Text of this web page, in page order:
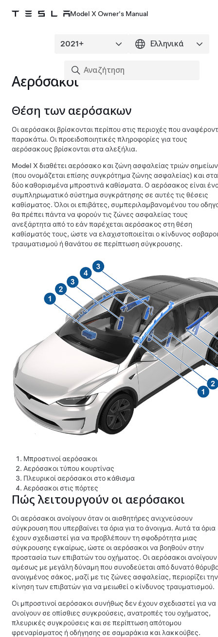
Model X Owner's Manual
Αερόσακοι
Θέση των αερόσακων
Οι αερόσακοι βρίσκονται περίπου στις περιοχές που
παρακάτω. Οι προειδοποιητικές πληροφορίες για τους
αερόσακους βρίσκονται στα αλεξήλια.
Model X διαθέτει αερόσακο και ζώνη ασφαλείας τριών σημείων
(που ονομάζεται επίσης συγκρότημα ζώνης ασφαλείας) και στα
δύο καθορισμένα μπροστινά καθίσματα. Ο αερόσακος είναι
συμπληρωματικό σύστημα συγκράτησης σε αυτές τις θέσεις
καθίσματος. Όλοι οι επιβάτες, συμπεριλαμβανομένου του
θα πρέπει πάντα να φορούν τις ζώνες ασφαλείας τους
ανεξάρτητα από το εάν παρέχεται αερόσακος στη θέση
καθίσματός τους, ώστε να ελαχιστοποιείται ο κίνδυνος
τραυματισμού ή θανάτου σε περίπτωση σύγκρουσης.
Μπροστινοί αερόσακοι
Αερόσακοι τύπου κουρτίνας
Πλευρικοί αερόσακοι στο κάθισμα
Αερόσακοι στις πόρτες
Πώς λειτουργούν οι αερόσακοι
Οι αερόσακοι ανοίγουν όταν οι αισθητήρες ανιχνεύσουν
σύγκρουση που υπερβαίνει τα όρια για το άνοιγμα. Αυτά τα όρια
έχουν σχεδιαστεί για να προβλέπουν τη σφοδρότητα μιας
σύγκρουσης εγκαίρως, ώστε οι αερόσακοι να βοηθούν στην
προστασία των επιβατών του οχήματος. Οι αερόσακοι ανοίγουν
αμέσως με μεγάλη δύναμη που συνοδεύεται από δυνατό
ανοιγμένος σάκος, μαζί με τις ζώνες ασφαλείας, περιορίζει την
κίνηση των επιβατών για να μειωθεί ο κίνδυνος τραυματισμού.
Οι μπροστινοί αερόσακοι συνήθως δεν έχουν σχεδιαστεί για να
ανοίγουν σε οπίσθιες συγκρούσεις, ανατροπές του οχήματος,
πλευρικές συγκρούσεις και σε περίπτωση απότομου
φρεναρίσματος ή οδήγησης σε σαμαράκια και λακκούβες.